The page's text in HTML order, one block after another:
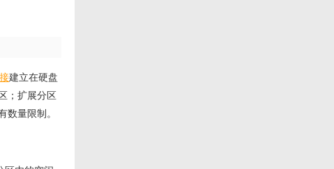
建立在硬盘
；扩展分区
量限制。